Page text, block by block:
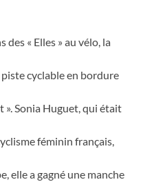
« Elles » au vélo, la
cyclable en bordure
». Sonia Huguet, qui était
féminin français,
elle a gagné une manche